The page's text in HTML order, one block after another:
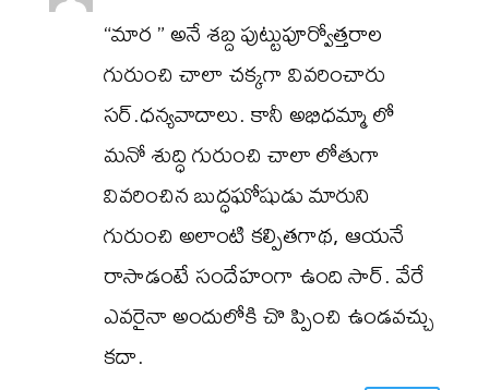
“మార ” అనే శబ్ద పుట్టుపూర్వోత్తరాల
గురుంచి చాలా చక్కగా వివరించారు
సర్.ధన్యవాదాలు. కానీ అభిధమ్మా లో
మనో శుద్ధి గురుంచి చాలా లోతుగా
వివరించిన బుద్ధఘోషుడు మారుని
గురుంచి అలాంటి కల్పితగాథ, ఆయనే
రాసాడంటే సందేహంగా ఉంది సార్. వేరే
ఎవరైనా అందులోకి చొ ప్పించి ఉండవచ్చు
కదా.